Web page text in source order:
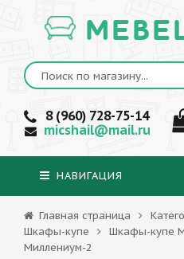
8 (960) 728-75-14
micshail@mail.ru
НАВИГАЦИЯ
Главная страница
Шкафы-купе
Шкафы-купе
Миллениум-2